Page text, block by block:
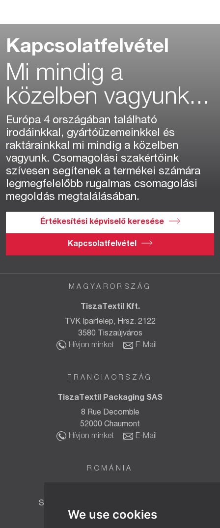
We use cookies
Kapcsolatfelvétel
Mi mindig a
közelben vagyunk...
Európa 4 országában található
irodáinkkal, gyártóüzemeinkkel és
raktárainkkal mi mindig a közelben
vagyunk. Csomagolási szakértőink
szívesen segítenek a termékei számára
legmegfelelőbb rugalmas csomagolási
megoldás megtalálásában.
Értékesítési képviselő keresése
Kapcsolatfelvétel
MAGYARORSZÁG
TiszaTextil Kft.
TVK Ipartelep, Hrsz. 2122
3580 Tiszaújváros
Hívjon minket
E-Mail
FRANCIAORSZÁG
TiszaTextil Packaging SAS
8 Rue Decomble
52000 Chaumont
Hívjon minket
E-Mail
ROMÁNIA
Strada Fabricii Nr. 6, Baia Mare 430015,
Maramureș, România